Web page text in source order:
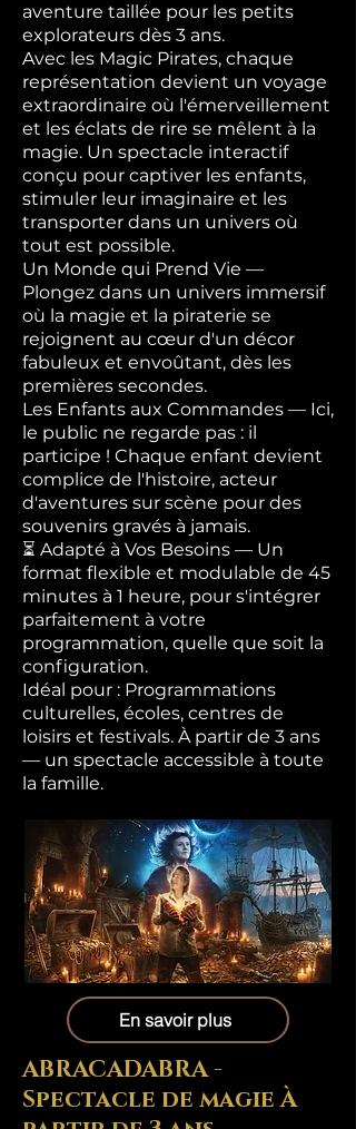
aventure taillée pour les petits
explorateurs dès 3 ans.
Avec les Magic Pirates, chaque
représentation devient un voyage
extraordinaire où l'émerveillement
et les éclats de rire se mêlent à la
magie. Un spectacle interactif
conçu pour captiver les enfants,
stimuler leur imaginaire et les
transporter dans un univers où
tout est possible.
Un Monde qui Prend Vie —
Plongez dans un univers immersif
où la magie et la piraterie se
rejoignent au cœur d'un décor
fabuleux et envoûtant, dès les
premières secondes.
Les Enfants aux Commandes — Ici,
le public ne regarde pas : il
participe ! Chaque enfant devient
complice de l'histoire, acteur
d'aventures sur scène pour des
souvenirs gravés à jamais.
⏳ Adapté à Vos Besoins — Un
format flexible et modulable de 45
minutes à 1 heure, pour s'intégrer
parfaitement à votre
programmation, quelle que soit la
configuration.
Idéal pour : Programmations
culturelles, écoles, centres de
loisirs et festivals. À partir de 3 ans
— un spectacle accessible à toute
la famille.
En savoir plus
ABRACADABRA -
Spectacle de magie À